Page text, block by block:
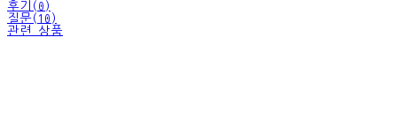
후기(0)
질문(10)
관련 상품